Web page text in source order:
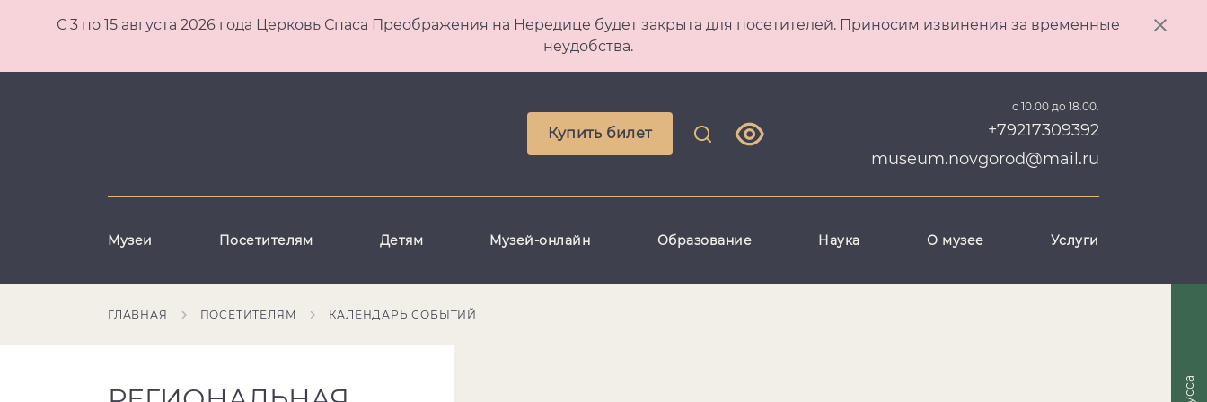
С 3 по 15 августа 2026 года Церковь Спаса Преображения на Нередице будет закрыта для посетителей. Приносим извинения за временные
неудобства.
Купить билет
с 10.00 до 18.00.
+79217309392
museum.novgorod@mail.ru
Музеи Посетителям Детям Музей-онлайн Образование Наука О музее Услуги
ГЛАВНАЯ ПОСЕТИТЕЛЯМ КАЛЕНДАРЬ СОБЫТИЙ